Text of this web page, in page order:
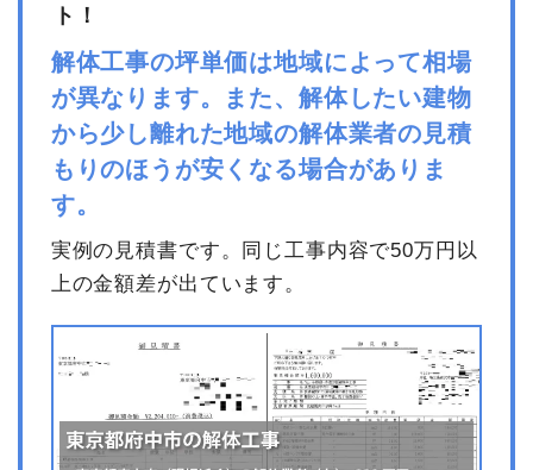
ト！
解体工事の坪単価は地域によって相場
が異なります。また、解体したい建物
から少し離れた地域の解体業者の見積
もりのほうが安くなる場合がありま
す。
実例の見積書です。同じ工事内容で50万円以
上の金額差が出ています。